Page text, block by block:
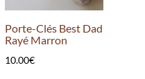
Porte-Clés Best Dad
Rayé Marron
10.00€